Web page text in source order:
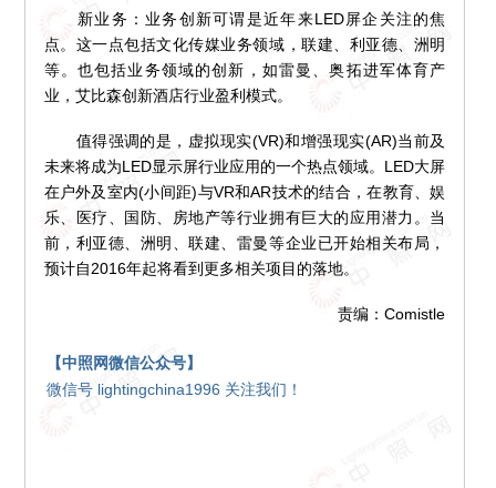
新业务：业务创新可谓是近年来LED屏企关注的焦
点。这一点包括文化传媒业务领域，联建、利亚德、洲明
等。也包括业务领域的创新，如雷曼、奥拓进军体育产
业，艾比森创新酒店行业盈利模式。
值得强调的是，虚拟现实(VR)和增强现实(AR)当前及
未来将成为LED显示屏行业应用的一个热点领域。LED大屏
在户外及室内(小间距)与VR和AR技术的结合，在教育、娱
乐、医疗、国防、房地产等行业拥有巨大的应用潜力。当
前，利亚德、洲明、联建、雷曼等企业已开始相关布局，
预计自2016年起将看到更多相关项目的落地。
责编：Comistle
【中照网微信公众号】
微信号 lightingchina1996 关注我们！